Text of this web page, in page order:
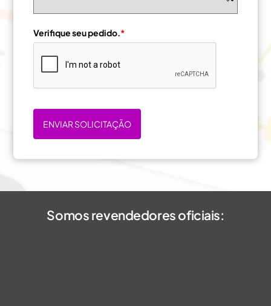
Verifique seu pedido.*
ENVIAR SOLICITAÇÃO
Somos revendedores oficiais: